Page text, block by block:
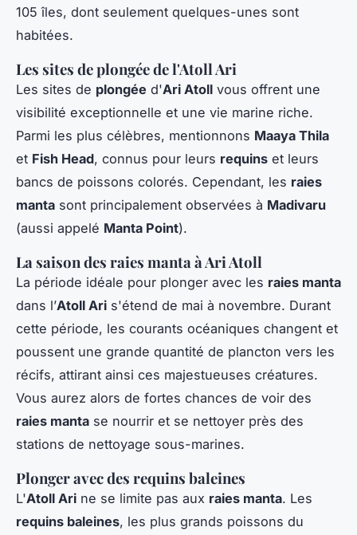
105 îles, dont seulement quelques-unes sont
habitées.
Les sites de plongée de l'Atoll Ari
Les sites de plongée d'Ari Atoll vous offrent une
visibilité exceptionnelle et une vie marine riche.
Parmi les plus célèbres, mentionnons Maaya Thila
et Fish Head, connus pour leurs requins et leurs
bancs de poissons colorés. Cependant, les raies
manta sont principalement observées à Madivaru
(aussi appelé Manta Point).
La saison des raies manta à Ari Atoll
La période idéale pour plonger avec les raies manta
dans l’Atoll Ari s'étend de mai à novembre. Durant
cette période, les courants océaniques changent et
poussent une grande quantité de plancton vers les
récifs, attirant ainsi ces majestueuses créatures.
Vous aurez alors de fortes chances de voir des
raies manta se nourrir et se nettoyer près des
stations de nettoyage sous-marines.
Plonger avec des requins baleines
L'Atoll Ari ne se limite pas aux raies manta. Les
requins baleines, les plus grands poissons du